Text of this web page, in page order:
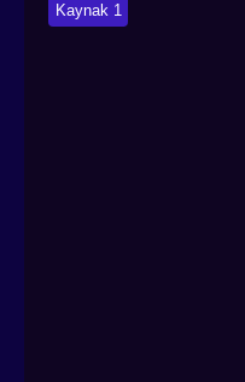
Kaynak 1